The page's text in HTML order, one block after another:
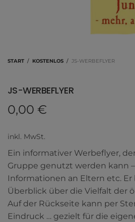
START / KOSTENLOS / JS-WERBEFLYER
JS-WERBEFLYER
0,00 €
inkl. MwSt.
Ein informativer Werbeflyer,
Gruppe genutzt werden kann
Informationen an Eltern etc.
Überblick über die Vielfalt der
Auf der Rückseite kann per
Eindruck … gezielt für die